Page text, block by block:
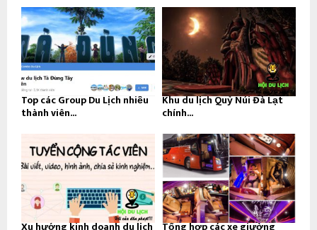
Top các Group Du Lịch nhiều
thành viên...
Khu du lịch Quỷ Núi Đà Lạt
chính...